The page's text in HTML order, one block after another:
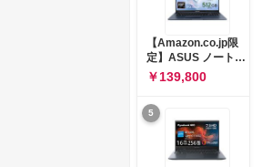
Microsoft 365 試用
版 Windows11 バッ
テリー駆動12.6時間
重量1.39kg ルナグレ
ー 83K9003JJP ノー
トPC
【Amazon.co.jp限
定】ASUS ノートパ
ソコン Vivobook 15
M1502NAQ 15.6イ
ンチ AMD Ryzen 7
170 メモリ16GB
SSD 512GB
Microsoft 365
Personal (24か月版)
￥139,800
5